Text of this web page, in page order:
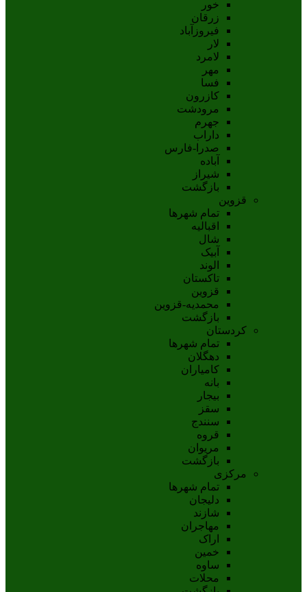
خور
زرقان
فیروزآباد
لار
لامرد
مهر
فسا
کازرون
مرودشت
جهرم
داراب
صدرا-فارس
آباده
شيراز
بازگشت
قزوین
تمام شهر‌ها
اقبالیه
شال
آبيک
الوند
تاکستان
قزوين
محمديه-قزوين
بازگشت
کردستان
تمام شهر‌ها
دهگلان
کامیاران
بانه
بيجار
سقز
سنندج
قروه
مريوان
بازگشت
مرکزی
تمام شهر‌ها
دلیجان
شازند
مهاجران
اراک
خمين
ساوه
محلات